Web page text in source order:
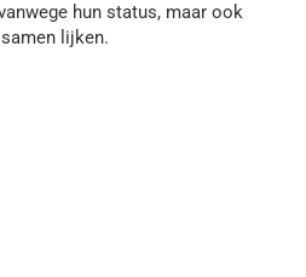
hun status, maar ook
lijken.